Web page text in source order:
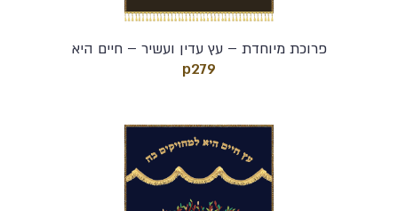
פרוכת מיוחדת – עץ עדין ועשיר – חיים היא
p279